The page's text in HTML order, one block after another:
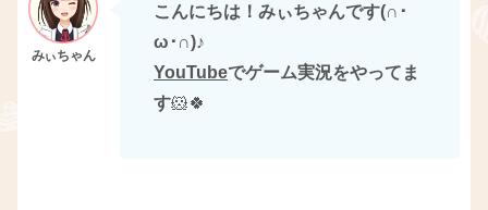
こんにちは！みぃちゃんです(∩･
ω･∩)♪
YouTubeでゲーム実況をやってま
す🐹🍀